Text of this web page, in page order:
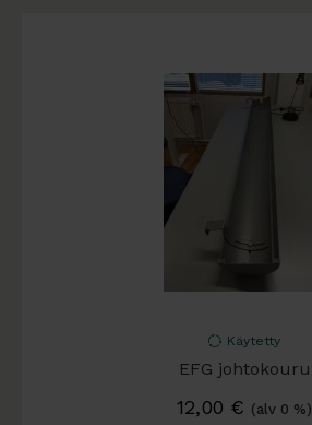
Käytetty
EFG johtokouru
12,00 € (alv 0 %)